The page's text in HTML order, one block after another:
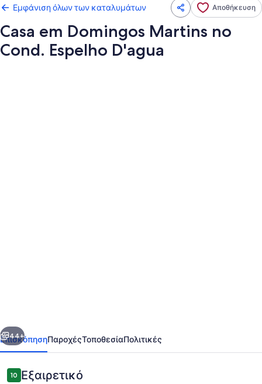
Εμφάνιση όλων των καταλυμάτων Αποθήκευση
Casa em Domingos Martins no
Cond. Espelho D'agua
Cond.
Espelho
D'agua
Επόμενο
44+
ΕπισκόπησηΠαροχέςΤοποθεσίαΠολιτικές
Σχόλια
1010 στα 10
Εξαιρετικό